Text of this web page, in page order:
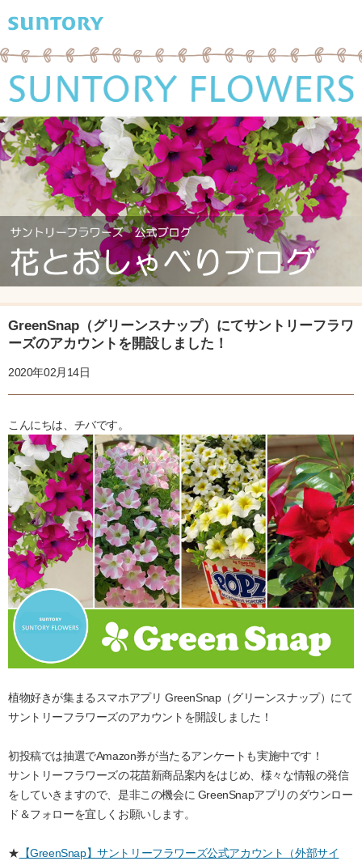
GreenSnap（グリーンスナップ）にてサントリーフラワ
ーズのアカウントを開設しました！
2020年02月14日
こんにちは、チバです。
植物好きが集まるスマホアプリ GreenSnap（グリーンスナップ）にて
サントリーフラワーズのアカウントを開設しました！
初投稿では抽選でAmazon券が当たるアンケートも実施中です！
サントリーフラワーズの花苗新商品案内をはじめ、様々な情報の発信
をしていきますので、是非この機会に GreenSnapアプリのダウンロー
ド＆フォローを宜しくお願いします。
★ 【GreenSnap】サントリーフラワーズ公式アカウント（外部サイ